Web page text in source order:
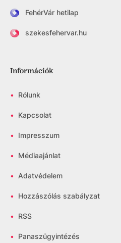
FehérVár hetilap
szekesfehervar.hu
Információk
• Rólunk
• Kapcsolat
• Impresszum
• Médiaajánlat
• Adatvédelem
• Hozzászólás szabályzat
• RSS
• Panaszügyintézés